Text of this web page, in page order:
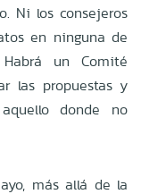
Ni los consejeros
en ninguna de
un Comité
las propuestas y
donde no
más allá de la